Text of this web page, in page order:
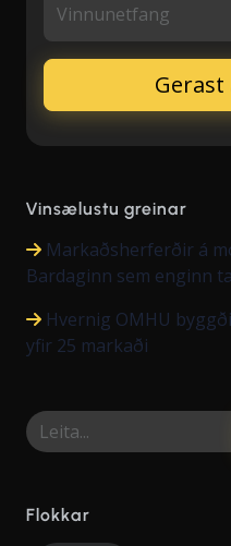
Vinnunetfang
Vinsælustu greinar
Markaðsherferðir á
Bardaginn sem enginn
Hvernig OMHU
yfir 25 markaði
Flokkar